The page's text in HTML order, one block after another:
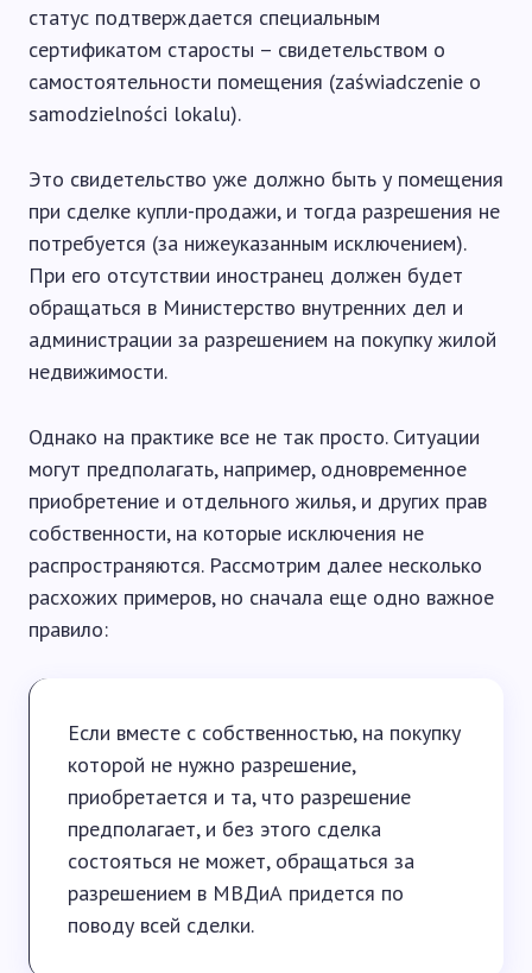
статус подтверждается специальным
сертификатом старосты – свидетельством о
самостоятельности помещения (zaświadczenie o
samodzielności lokalu).
Это свидетельство уже должно быть у помещения
при сделке купли-продажи, и тогда разрешения не
потребуется (за нижеуказанным исключением).
При его отсутствии иностранец должен будет
обращаться в Министерство внутренних дел и
администрации за разрешением на покупку жилой
недвижимости.
Однако на практике все не так просто. Ситуации
могут предполагать, например, одновременное
приобретение и отдельного жилья, и других прав
собственности, на которые исключения не
распространяются. Рассмотрим далее несколько
расхожих примеров, но сначала еще одно важное
правило:
Если вместе с собственностью, на покупку
которой не нужно разрешение,
приобретается и та, что разрешение
предполагает, и без этого сделка
состояться не может, обращаться за
разрешением в МВДиА придется по
поводу всей сделки.